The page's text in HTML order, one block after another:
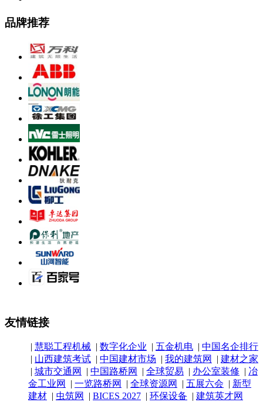
品牌推荐
友情链接
| 慧聪工程机械 | 数字化企业 | 五金机电 | 中国名企排行
| 山西建筑考试 | 中国建材市场 | 我的建筑网 | 建材之家
| 城市交通网 | 中国路桥网 | 全球贸易 | 办公室装修 | 冶
金工业网
| 一览路桥网 | 全球资源网 | 五展六会 | 新型
建材 | 虫筑网 | BICES 2027 | 环保设备 | 建筑英才网